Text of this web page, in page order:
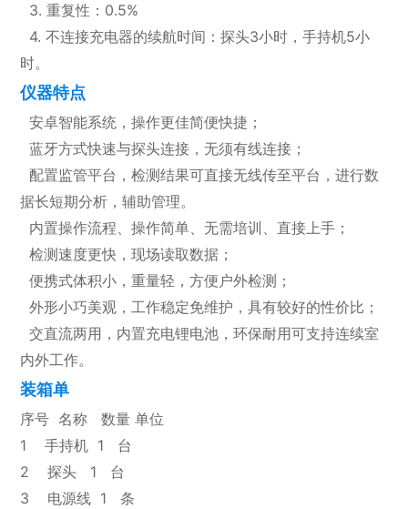
3. 重复性：0.5%
4. 不连接充电器的续航时间：探头3小时，手持机5小
时。
仪器特点
安卓智能系统，操作更佳简便快捷；
蓝牙方式快速与探头连接，无须有线连接；
配置监管平台，检测结果可直接无线传至平台，进行数
据长短期分析，辅助管理。
内置操作流程、操作简单、无需培训、直接上手；
检测速度更快，现场读取数据；
便携式体积小，重量轻，方便户外检测；
外形小巧美观，工作稳定免维护，具有较好的性价比；
交直流两用，内置充电锂电池，环保耐用可支持连续室
内外工作。
装箱单
序号 名称 数量 单位
1 手持机 1 台
2 探头 1 台
3 电源线 1 条